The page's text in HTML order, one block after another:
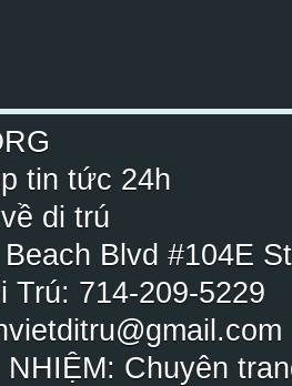
tin tức 24h
di trú
Blvd #104E
Trú: 714-209-5229
NHIỆM: Chuyên